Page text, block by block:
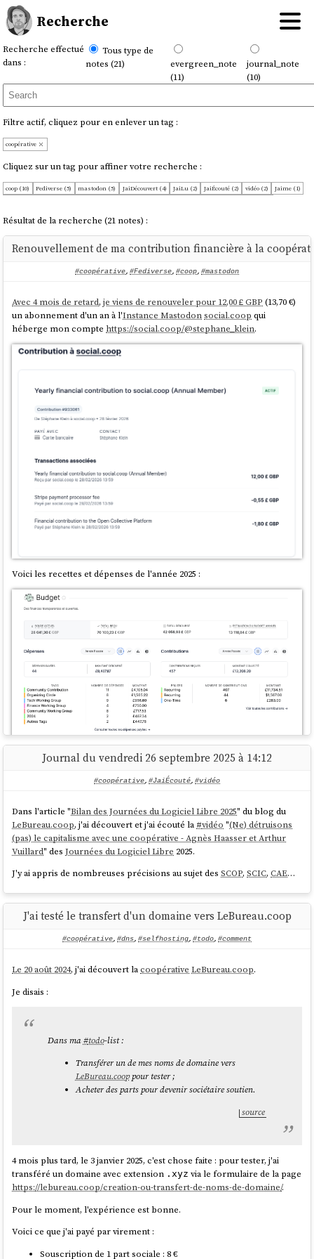
Recherche
Recherche effectué
dans :
Tous type de
notes (21)
evergreen_note
(11)
journal_note
(10)
Filtre actif, cliquez pour en enlever un tag :
coopérative
Cliquez sur un tag pour affiner votre recherche :
coop (10) Fediverse (5) mastodon (5) JaiDécouvert (4) JaiLu (2) JaiÉcouté (2) vidéo (2)
Jaime (1)
Résultat de la recherche (21 notes) :
Renouvellement de ma contribution financière à la
#coopérative, #Fediverse, #coop, #mastodon
Avec 4 mois de retard,je viens de renouveler pour 12,00 £ GBP (13,70 €)
un abonnement d'un an à l'Instance Mastodon social.coop qui
héberge mon compte https://social.coop/@stephane_klein.
Voici les recettes et dépenses de l'année 2025 :
Pour 2025 :
Recettes : 15 088 €
J'ai été surpris de ne pas avoir reçu de rappel de renouvellement de
contribution. Pour en savoir plus, j'ai postéicieticile message suivant
:
Titre : Question sur le processus de renouvellement des
contributions
Bonjour,
Le 8 octobre 2024, j'ai faitune contribution de 36,00 £ GBP
Le temps a passé et aujourd'hui, je viens de penser à renouveler
renouvellement de contribution financière. Je ne pense pas
https://social.coop, et rien non plus sur
https://opencollective.com.
J'ai trouvé et lu la page Wiki "Social.coop registration process
mais je n'ai trouvé aucune documentation concernant le
la coopérative laisse-t-elle délibérément les membres
renouveler leur contribution à leur propre rythme, sans
relance, en faisant confiance à leur engagement ?
Suggestion : que pensez-vous de documenter le
fonctionnement du process de renouvellement sur les pages ?
https://join.social.coop/registration-form.html
Journal du vendredi 26 septembre 2025 à 14:12
#coopérative, #JaiÉcouté, #vidéo
Dans l'article "Bilan des Journées du Logiciel Libre 2025" du blog du
LeBureau.coop, j'ai découvert et j'ai écouté la #vidéo "(Ne) détruisons
(pas) le capitalisme avec une coopérative - Agnès Haasser et Arthur
Vuillard" desJournées du Logiciel Libre 2025.
J'y ai appris de nombreuses précisions au sujet desSCOP,SCIC,CAE…
J'ai testé le transfert d'un domaine vers LeBureau.coop
#coopérative, #dns, #selfhosting, #todo, #comment
Le 20 août 2024, j'ai découvert lacoopérative LeBureau.coop.
Je disais :
Dans ma#todo-list :
Transférer un de mes noms de domaine vers
LeBureau.cooppour tester ;
Acheter des parts pour devenir sociétaire soutien.
source
4 mois plus tard, le 3 janvier 2025, c'est chose faite : pour tester, j'ai
transféré un domaine avec extension .xyz via le formulaire de la page
https://lebureau.coop/creation-ou-transfert-de-noms-de-domaine/.
Pour le moment, l'expérience est bonne.
Voici ce que j'ai payé par virement :
Souscription de 1 part sociale : 8 €